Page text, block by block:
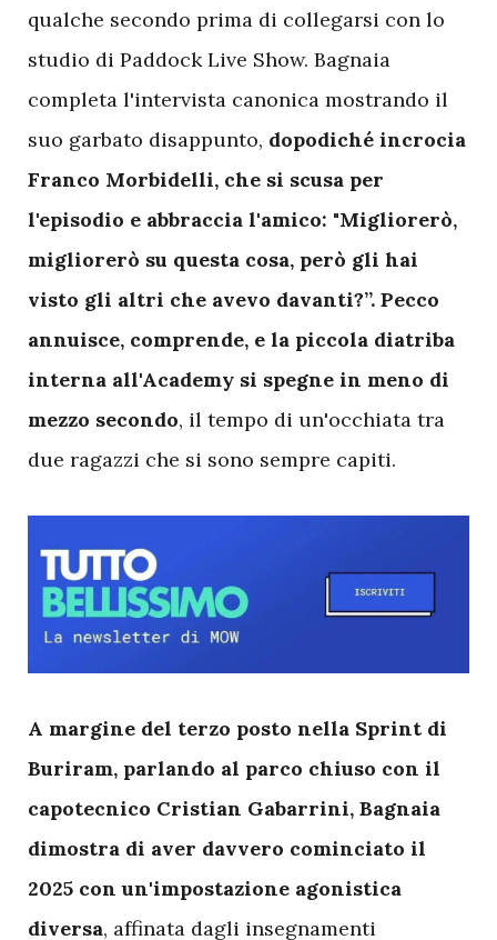
qualche secondo prima di collegarsi con lo
studio di Paddock Live Show. Bagnaia
completa l'intervista canonica mostrando il
suo garbato disappunto, dopodiché incrocia
Franco Morbidelli, che si scusa per
l'episodio e abbraccia l'amico: "Migliorerò,
migliorerò su questa cosa, però gli hai
visto gli altri che avevo davanti?”. Pecco
annuisce, comprende, e la piccola diatriba
interna all'Academy si spegne in meno di
mezzo secondo, il tempo di un'occhiata tra
due ragazzi che si sono sempre capiti.
A margine del terzo posto nella Sprint di
Buriram, parlando al parco chiuso con il
capotecnico Cristian Gabarrini, Bagnaia
dimostra di aver davvero cominciato il
2025 con un'impostazione agonistica
diversa, affinata dagli insegnamenti